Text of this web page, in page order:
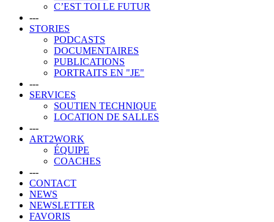
C’EST TOI LE FUTUR
---
STORIES
PODCASTS
DOCUMENTAIRES
PUBLICATIONS
PORTRAITS EN "JE"
---
SERVICES
SOUTIEN TECHNIQUE
LOCATION DE SALLES
---
ART2WORK
ÉQUIPE
COACHES
---
CONTACT
NEWS
NEWSLETTER
FAVORIS